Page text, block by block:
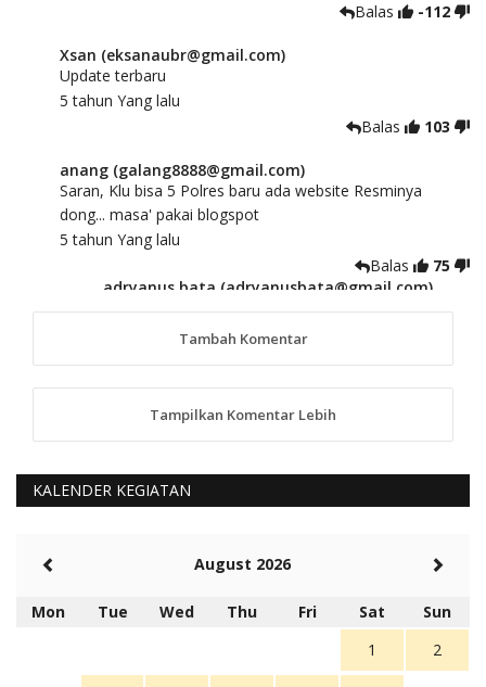
Balas
-112
Xsan (eksanaubr@gmail.com)
Update terbaru
5 tahun Yang lalu
Balas
103
anang (galang8888@gmail.com)
Saran, Klu bisa 5 Polres baru ada website Resminya
dong... masa' pakai blogspot
5 tahun Yang lalu
Balas
75
adryanus bata (adryanusbata@gmail.com)
TKS atas saran dan masukannya, akan kami
tindaklanjuti
anggy (anakkaos@gmail.com)
Kami perantu bisa baca langsung terkait Pilkada Sumba
5 tahun Yang lalu
Rambu (rambu03@gmail.com)
Berita Polres Sumba Barat Mantap
5 tahun Yang lalu
Balas
16
Tambah Komentar
Tampilkan Komentar Lebih
KALENDER KEGIATAN
August 2026
Mon Tue Wed Thu Fri Sat
Sun
1
2